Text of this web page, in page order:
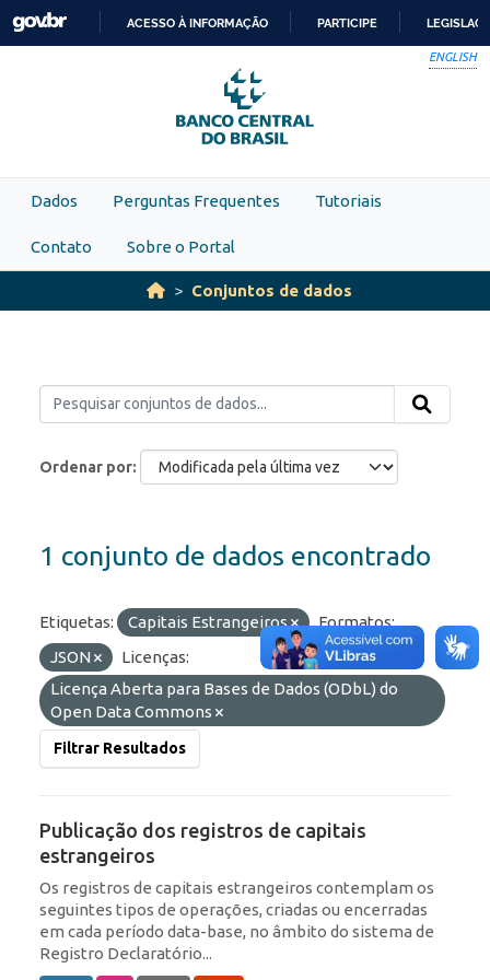
Skip to main content
PARA
O
CONTEÚDO
ACESSO À INFORMAÇÃO PARTICIPE
ENGLISH
Dados Perguntas Frequentes Tutoriais
Contato Sobre o Portal
Conjuntos de dados
Ordenar por
1 conjunto de dados encontrado
Etiquetas: Capitais Estrangeiros
Formatos:
JSON
Licenças:
Licença Aberta para Bases de Dados (ODbL) do
Open Data Commons
Filtrar Resultados
Publicação dos registros de capitais
estrangeiros
Os registros de capitais estrangeiros contemplam os
seguintes tipos de operações, criadas ou encerradas
em cada período data-base, no âmbito do sistema de
Registro Declaratório...